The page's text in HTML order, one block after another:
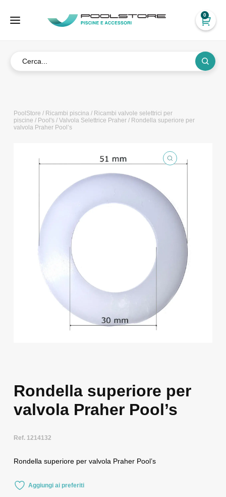
0
PoolStore / Ricambi piscina/ Ricambi valvole selettrici per
piscine / Pool's/ Valvola Selettrice Praher/ Rondella superiore per
valvola Praher Pool’s
Rondella superiore per
valvola Praher Pool’s
Ref. 1214132
Rondella superiore per valvola Praher Pool’s
Aggiungi ai preferiti